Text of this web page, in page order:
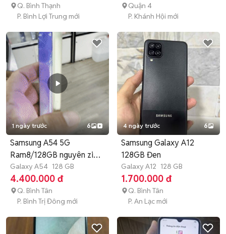
Q. Bình Thạnh
P. Bình Lợi Trung mới
Quận 4
P. Khánh Hội mới
1 ngày trước 6
Samsung A54 5G
Ram8/128GB nguyên zin
đẹp full BH3T
Galaxy A54 128 GB
4.400.000 đ
Q. Bình Tân
P. Bình Trị Đông mới
4 ngày trước 6
Samsung Galaxy A12
128GB Đen
Galaxy A12 128 GB
1.700.000 đ
Q. Bình Tân
P. An Lạc mới